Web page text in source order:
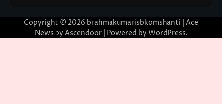
Copyright © 2026 brahmakumarisbkomshanti | Ace
News by Ascendoor| Powered by WordPress.